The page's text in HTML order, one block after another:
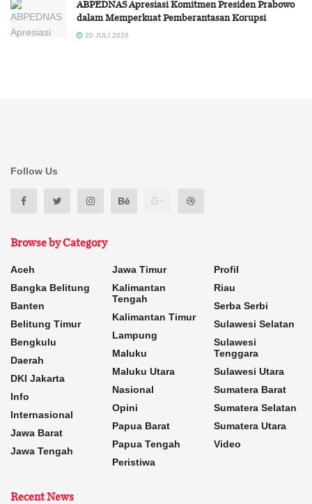
ABPEDNAS Apresiasi Komitmen Presiden Prabowo
dalam Memperkuat Pemberantasan Korupsi
20 JULI 2026
Follow Us
Browse by Category
Aceh
Bangka Belitung
Banten
Belitung Timur
Bengkulu
Daerah
DKI Jakarta
Info
Internasional
Jawa Barat
Jawa Tengah
Jawa Timur
Kalimantan
Tengah
Kalimantan Timur
Lampung
Maluku
Maluku Utara
Nasional
Opini
Papua Barat
Papua Tengah
Peristiwa
Profil
Riau
Serba Serbi
Sulawesi Selatan
Sulawesi
Tenggara
Sulawesi Utara
Sumatera Barat
Sumatera Selatan
Sumatera Utara
Video
Recent News